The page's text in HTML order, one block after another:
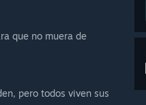
que no muera de
pero todos viven sus